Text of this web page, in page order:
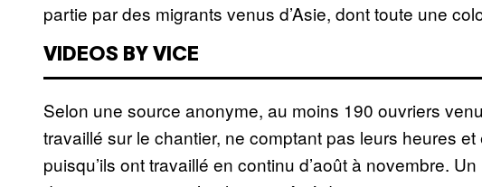
partie par des migrants venus d’Asie, dont toute une
VIDEOS BY VICE
Selon une source anonyme, au moins 190 ouvriers
travaillé sur le chantier, ne comptant pas leurs heures
puisqu’ils ont travaillé en continu d’août à novembre.